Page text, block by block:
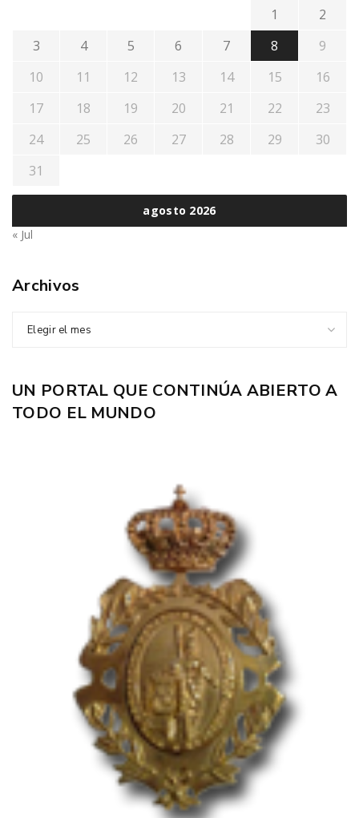
agosto 2026
1
2
3
4 5 6 7 8
9
10
11 12 13 14 15
16
17
18 19 20 21 22
23
24
25 26 27 28 29
30
31
« Jul
Archivos
Elegir el mes
UN PORTAL QUE CONTINÚA ABIERTO A
TODO EL MUNDO